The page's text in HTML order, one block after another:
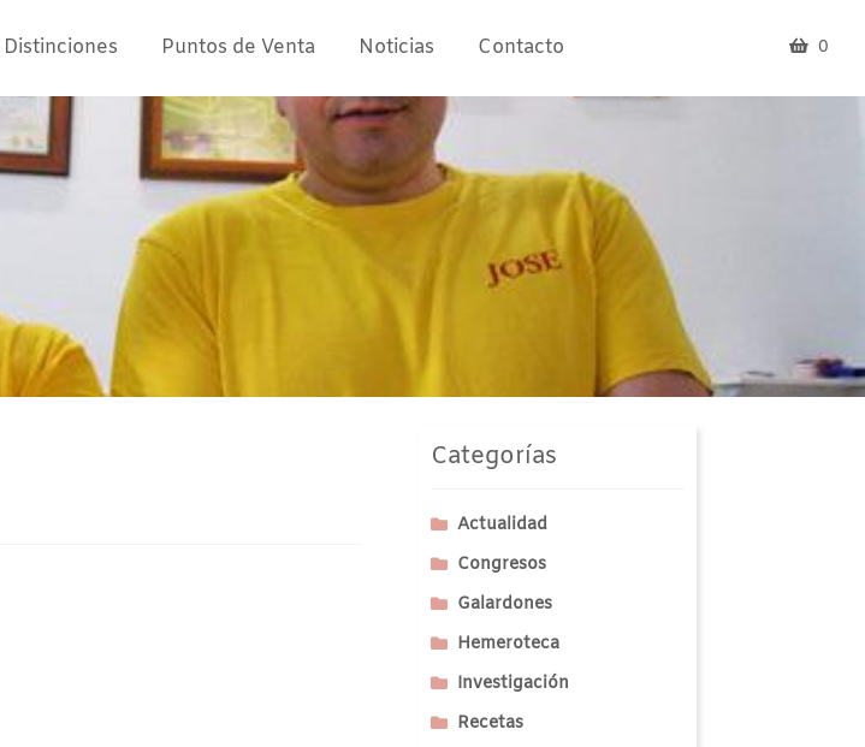
Distinciones Puntos de Venta Noticias Contacto 0
Categorías
Actualidad
Congresos
Galardones
Hemeroteca
Investigación
Recetas